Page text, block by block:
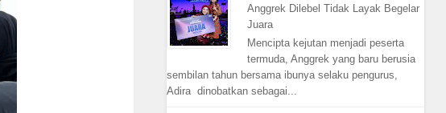
Anggrek Dilebel Tidak Layak Begelar
Juara
Mencipta kejutan menjadi peserta
termuda, Anggrek yang baru berusia
sembilan tahun bersama ibunya selaku pengurus,
Adira dinobatkan sebagai...